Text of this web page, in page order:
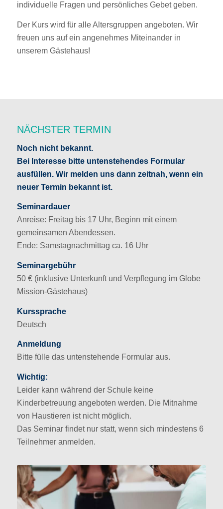
individuelle Fragen und persönliches Gebet geben.
Der Kurs wird für alle Altersgruppen angeboten. Wir
freuen uns auf ein angenehmes Miteinander in
unserem Gästehaus!
NÄCHSTER TERMIN
Noch nicht bekannt.
Bei Interesse bitte untenstehendes Formular
ausfüllen. Wir melden uns dann zeitnah, wenn ein
neuer Termin bekannt ist.
Seminardauer
Anreise: Freitag bis 17 Uhr, Beginn mit einem
gemeinsamen Abendessen.
Ende: Samstagnachmittag ca. 16 Uhr
Seminargebühr
50 € (inklusive Unterkunft und Verpflegung im Globe
Mission-Gästehaus)
Kurssprache
Deutsch
Anmeldung
Bitte fülle das untenstehende Formular aus.
Wichtig:
Leider kann während der Schule keine
Kinderbetreuung angeboten werden. Die Mitnahme
von Haustieren ist nicht möglich.
Das Seminar findet nur statt, wenn sich mindestens 6
Teilnehmer anmelden.